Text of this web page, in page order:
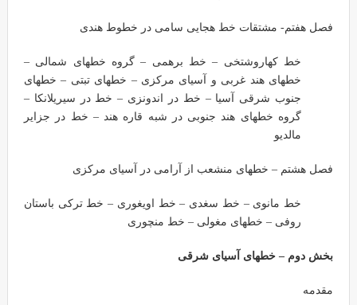
فصل هفتم- مشتقات خط هجایی سامی در خطوط هندی
خط کهاروشتخی – خط برهمی – گروه خطهای شمالی –
خطهای هند غربی و آسیای مرکزی – خطهای تبتی – خطهای
جنوب شرقی آسیا – خط در اندونزی – خط در سیریلانکا –
گروه خطهای هند جنوبی در شبه قاره هند – خط در جزایر
مالدیو
فصل هشتم – خطهای منشعب از آرامی در آسیای مرکزی
خط مانوی – خط سغدی – خط اویغوری – خط ترکی باستان
روفی – خطهای مغولی – خط منچوری
بخش دوم – خطهای آسیای شرقی
مقدمه